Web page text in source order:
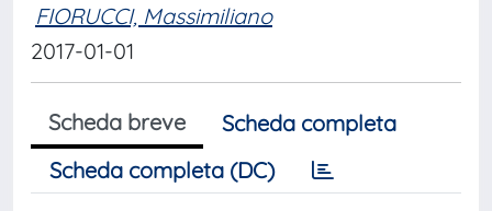
FIORUCCI, Massimiliano
2017-01-01
Scheda breve
Scheda completa
Scheda completa (DC)